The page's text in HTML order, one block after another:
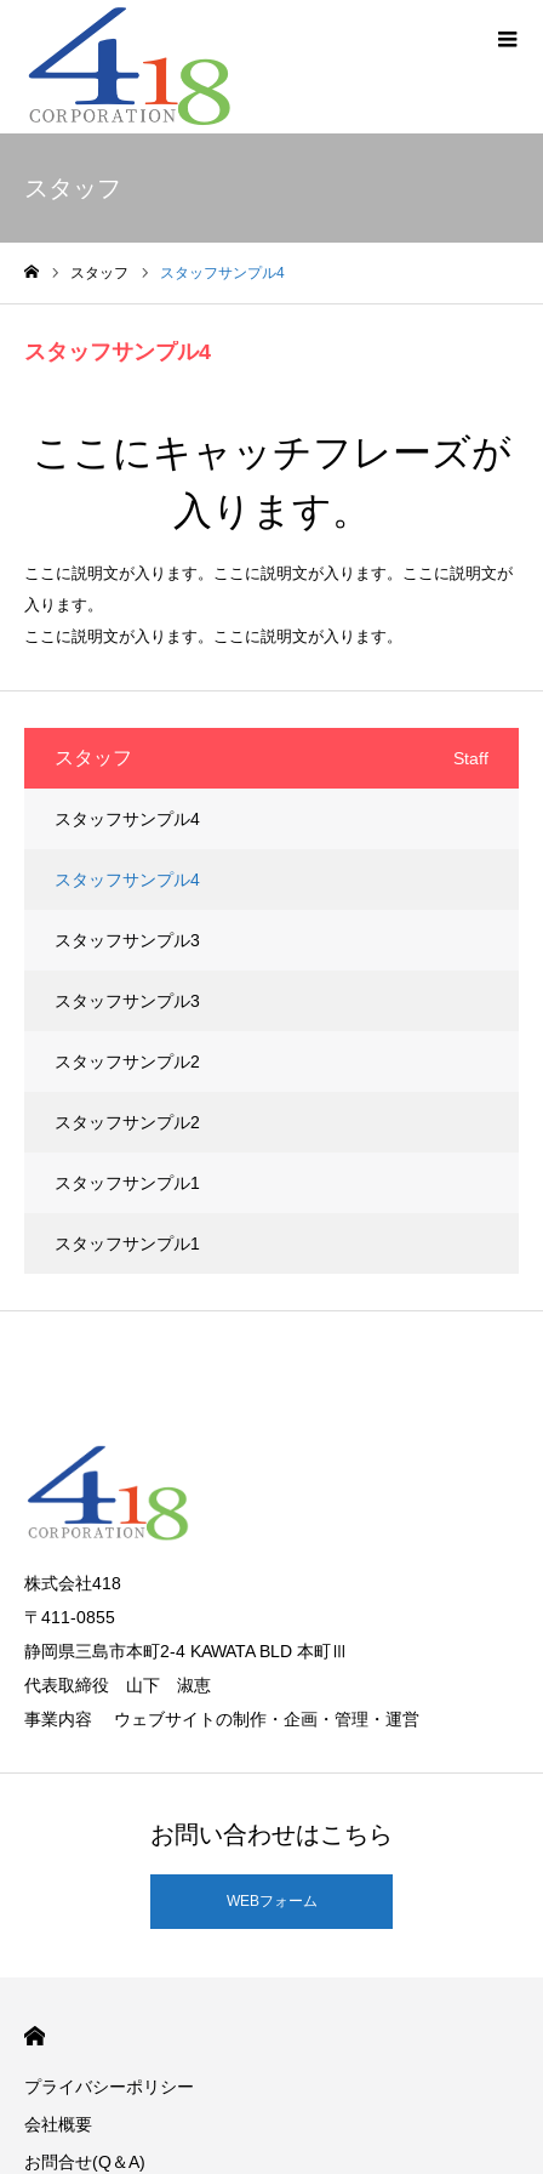
スタッフ
スタッフ スタッフサンプル4
スタッフサンプル4
ここにキャッチフレーズが
入ります。
ここに説明文が入ります。ここに説明文が入ります。ここに説明文が
入ります。
ここに説明文が入ります。ここに説明文が入ります。
スタッフ Staff
スタッフサンプル4
スタッフサンプル4
スタッフサンプル3
スタッフサンプル3
スタッフサンプル2
スタッフサンプル2
スタッフサンプル1
スタッフサンプル1
株式会社418
〒411-0855
静岡県三島市本町2-4 KAWATA BLD 本町Ⅲ
代表取締役 山下 淑恵
事業内容 ウェブサイトの制作・企画・管理・運営
お問い合わせはこちら
WEBフォーム
プライバシーポリシー
会社概要
お問合せ(Q＆A)